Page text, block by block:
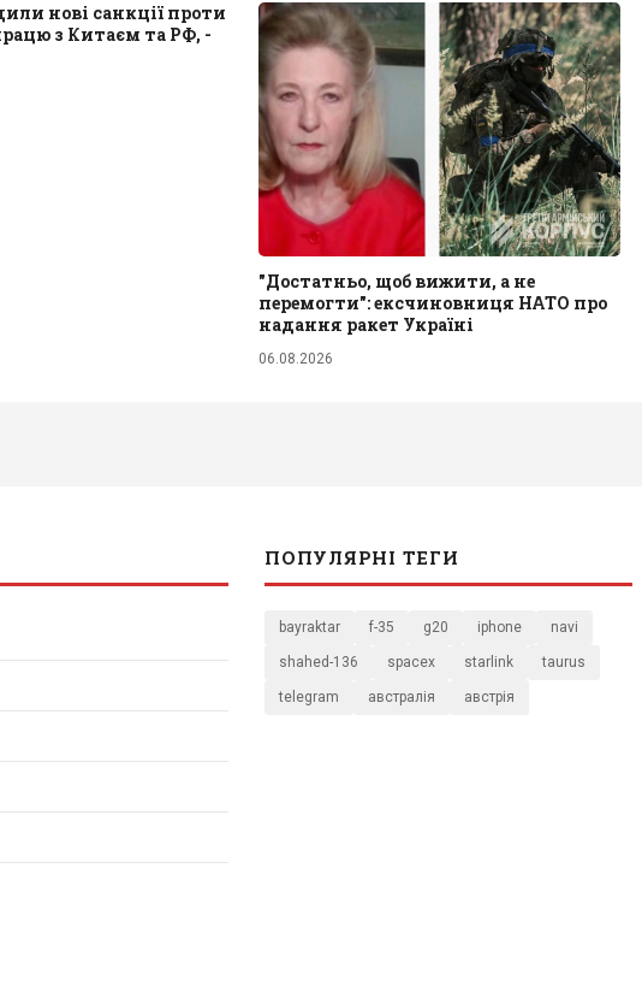
нові санкції проти
з Китаєм та РФ, -
"Достатньо, щоб вижити, а не
перемогти": ексчиновниця НАТО про
надання ракет Україні
06.08.2026
ПОПУЛЯРНІ ТЕГИ
bayraktar f-35 g20 iphone navi
shahed-136 spacex starlink taurus
telegram австралія австрія